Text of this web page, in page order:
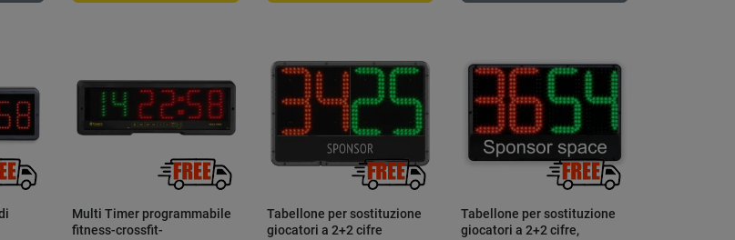
Multi Timer programmabile
fitness-crossfit-
Tabellone per sostituzione
giocatori a 2+2 cifre
Tabellone per sostituzione
giocatori a 2+2 cifre,